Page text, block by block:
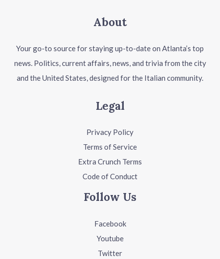
About
Your go-to source for staying up-to-date on Atlanta’s top
news. Politics, current affairs, news, and trivia from the city
and the United States, designed for the Italian community.
Legal
Privacy Policy
Terms of Service
Extra Crunch Terms
Code of Conduct
Follow Us
Facebook
Youtube
Twitter